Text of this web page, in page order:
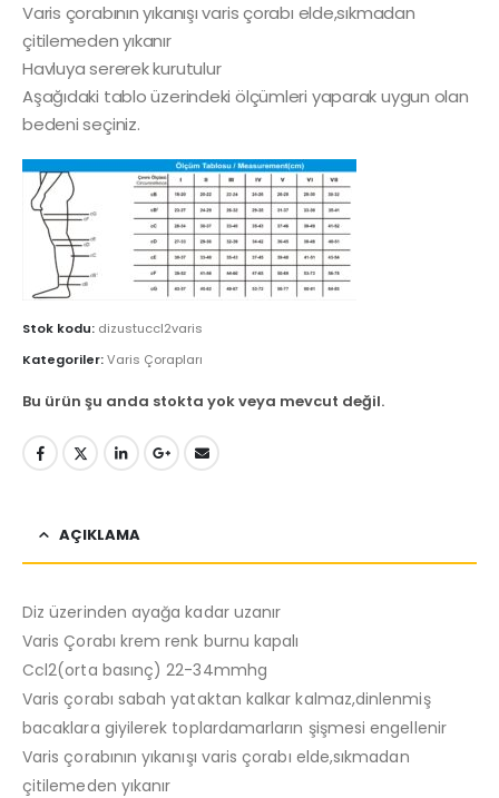
Varis çorabının yıkanışı varis çorabı elde,sıkmadan
çitilemeden yıkanır
Havluya sererek kurutulur
Aşağıdaki tablo üzerindeki ölçümleri yaparak uygun olan
bedeni seçiniz.
Stok kodu: dizustuccl2varis
Kategoriler:Varis Çorapları
Bu ürün şu anda stokta yok veya mevcut değil.
AÇIKLAMA
Diz üzerinden ayağa kadar uzanır
Varis Çorabı krem renk burnu kapalı
Ccl2(orta basınç) 22-34mmhg
Varis çorabı sabah yataktan kalkar kalmaz,dinlenmiş
bacaklara giyilerek toplardamarların şişmesi engellenir
Varis çorabının yıkanışı varis çorabı elde,sıkmadan
çitilemeden yıkanır